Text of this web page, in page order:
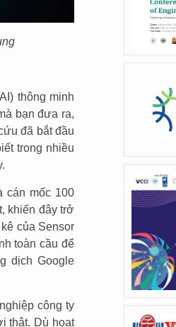
thông minh
bạn đưa ra,
đã bắt đầu
trong nhiều
cán mốc 100
khiến đây trở
của Sensor
toàn cầu để
dịch Google
công ty
thật. Dù hoạt